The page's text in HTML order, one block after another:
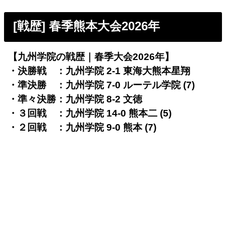
[戦歴] 春季熊本大会2026年
【九州学院の戦歴｜春季大会2026年】
・決勝戦 ：九州学院 2-1 東海大熊本星翔
・準決勝 ：九州学院 7-0 ルーテル学院 (7)
・準々決勝：九州学院 8-2 文徳
・３回戦 ：九州学院 14-0 熊本二 (5)
・２回戦 ：九州学院 9-0 熊本 (7)